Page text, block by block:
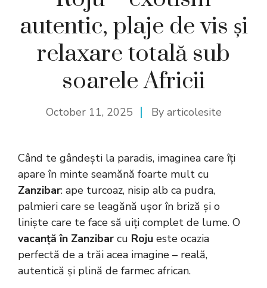
autentic, plaje de vis și
relaxare totală sub
soarele Africii
October 11, 2025 By articolesite
Când te gândești la paradis, imaginea care îți
apare în minte seamănă foarte mult cu
Zanzibar: ape turcoaz, nisip alb ca pudra,
palmieri care se leagănă ușor în briză și o
liniște care te face să uiți complet de lume. O
vacanță în Zanzibar cu Roju este ocazia
perfectă de a trăi acea imagine – reală,
autentică și plină de farmec african.